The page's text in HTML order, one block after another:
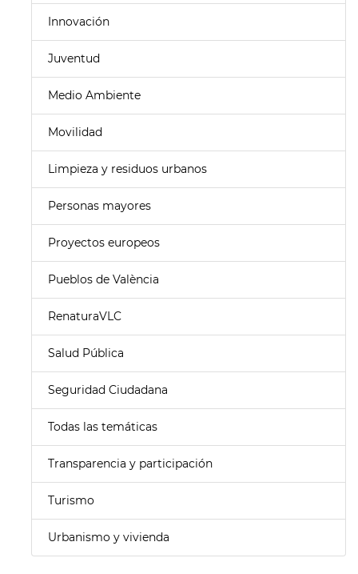
Innovación
Juventud
Medio Ambiente
Movilidad
Limpieza y residuos urbanos
Personas mayores
Proyectos europeos
Pueblos de València
RenaturaVLC
Salud Pública
Seguridad Ciudadana
Todas las temáticas
Transparencia y participación
Turismo
Urbanismo y vivienda